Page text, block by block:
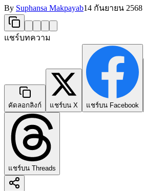
By Suphansa Makpayab14 กันยายน 2568
แชร์บทความ
คัดลอกลิงก์ แชร์บน X แชร์บน Facebook
แชร์บน Threads